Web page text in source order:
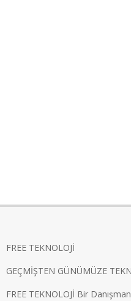
FREE TEKNOLOJİ
GEÇMİŞTEN GÜNÜMÜZE
FREE TEKNOLOJİ Bir